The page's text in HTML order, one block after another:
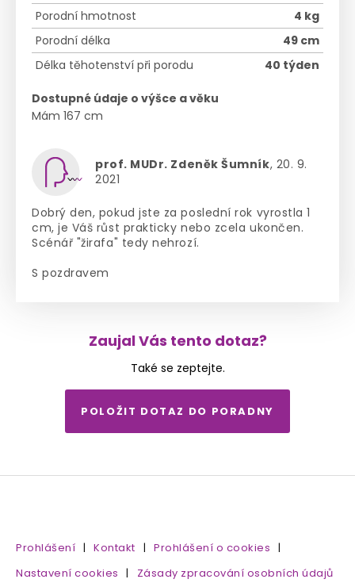
Porodní hmotnost
4 kg
Porodní délka
49 cm
Délka těhotenství při porodu
40 týden
Dostupné údaje o výšce a věku
Mám 167 cm
prof. MUDr. Zdeněk Šumník, 20. 9.
2021
Dobrý den, pokud jste za poslední rok vyrostla 1
cm, je Váš růst prakticky nebo zcela ukončen.
Scénář "žirafa" tedy nehrozí.
S pozdravem
Zaujal Vás tento dotaz?
Také se zeptejte.
POLOŽIT DOTAZ DO PORADNY
Prohlášení | Kontakt | Prohlášení o cookies |
Nastavení cookies | Zásady zpracování osobních údajů